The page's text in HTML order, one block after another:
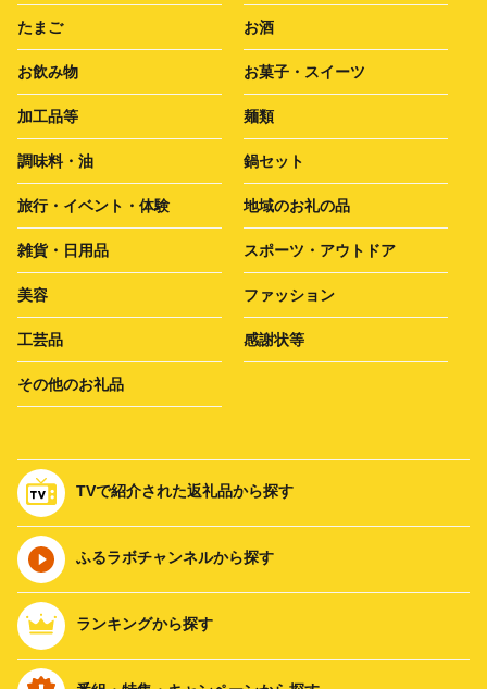
たまご お酒
お飲み物 お菓子・スイーツ
加工品等 麺類
調味料・油 鍋セット
旅行・イベント・体験 地域のお礼の品
雑貨・日用品 スポーツ・アウトドア
美容 ファッション
工芸品 感謝状等
その他のお礼品
TVで紹介された返礼品から探す
ふるラボチャンネルから探す
ランキングから探す